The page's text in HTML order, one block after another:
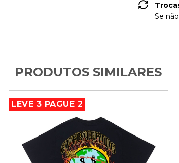
Se
PRODUTOS SIMILARES
LEVE 3 PAGUE 2